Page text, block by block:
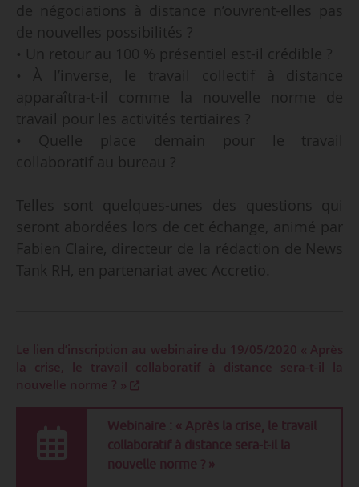
de négociations à distance n’ouvrent-elles pas
de nouvelles possibilités ?
• Un retour au 100 % présentiel est-il crédible ?
• À l’inverse, le travail collectif à distance
apparaîtra-t-il comme la nouvelle norme de
travail pour les activités tertiaires ?
• Quelle place demain pour le travail
collaboratif au bureau ?
Telles sont quelques-unes des questions qui
seront abordées lors de cet échange, animé par
Fabien Claire, directeur de la rédaction de News
Tank RH, en partenariat avec Accretio.
Le lien d’inscription au webinaire du 19/05/2020 « Après
la crise, le travail collaboratif à distance sera-t-il la
nouvelle norme ? »
Webinaire : « Après la crise, le travail
collaboratif à distance sera-t-il la
nouvelle norme ? »